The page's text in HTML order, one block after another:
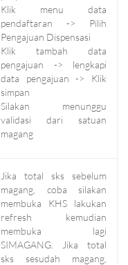
Klik menu data
pendaftaran -> Pilih
Pengajuan Dispensasi
Klik tambah data
pengajuan -> lengkapi
data pengajuan -> Klik
simpan
Silakan menunggu
validasi dari satuan
magang
Jika total sks sebelum
magang, coba silakan
membuka KHS lakukan
refresh kemudian
membuka lagi
SIMAGANG. Jika total
sks sesudah magang,